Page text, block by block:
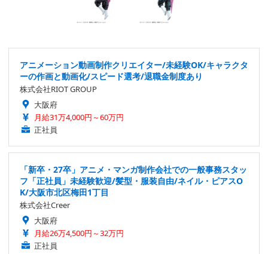
アニメーション動画制作クリエイター/未経験OK/キャラクタ
ーの作画と動画化/スピード選考/退職金制度あり
株式会社RIOT GROUP
大阪府
月給31万4,000円～60万円
正社員
「新卒・27卒」アニメ・マンガ制作会社での一般事務スタッ
フ「正社員」未経験歓迎/髪型・服装自由/ネイル・ピアスO
K/大阪市北区梅田1丁目
株式会社Creer
大阪府
月給26万4,500円～32万円
正社員